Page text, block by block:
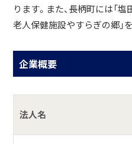
ります。また、長柄町には「塩
老人保健施設やすらぎの郷」
企業概要
法人名